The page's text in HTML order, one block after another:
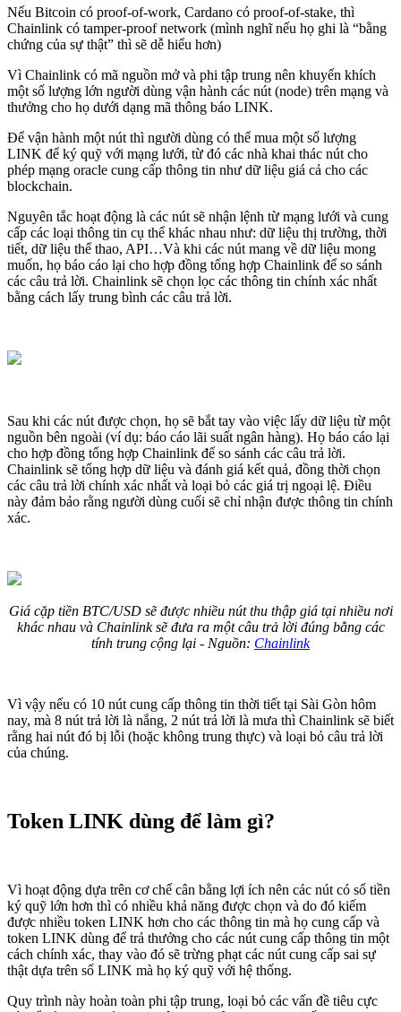
Nếu Bitcoin có proof-of-work, Cardano có proof-of-stake, thì
Chainlink có tamper-proof network (mình nghĩ nếu họ ghi là “bằng
chứng của sự thật” thì sẽ dễ hiểu hơn)
Vì Chainlink có mã nguồn mở và phi tập trung nên khuyến khích
một số lượng lớn người dùng vận hành các nút (node) trên mạng và
thưởng cho họ dưới dạng mã thông báo LINK.
Để vận hành một nút thì người dùng có thể mua một số lượng
LINK để ký quỹ với mạng lưới, từ đó các nhà khai thác nút cho
phép mạng oracle cung cấp thông tin như dữ liệu giá cả cho các
blockchain.
Nguyên tắc hoạt động là các nút sẽ nhận lệnh từ mạng lưới và cung
cấp các loại thông tin cụ thể khác nhau như: dữ liệu thị trường, thời
tiết, dữ liệu thể thao, API…Và khi các nút mang về dữ liệu mong
muốn, họ báo cáo lại cho hợp đồng tổng hợp Chainlink để so sánh
các câu trả lời. Chainlink sẽ chọn lọc các thông tin chính xác nhất
bằng cách lấy trung bình các câu trả lời.
Sau khi các nút được chọn, họ sẽ bắt tay vào việc lấy dữ liệu từ một
nguồn bên ngoài (ví dụ: báo cáo lãi suất ngân hàng). Họ báo cáo lại
cho hợp đồng tổng hợp Chainlink để so sánh các câu trả lời.
Chainlink sẽ tổng hợp dữ liệu và đánh giá kết quả, đồng thời chọn
các câu trả lời chính xác nhất và loại bỏ các giá trị ngoại lệ. Điều
này đảm bảo rằng người dùng cuối sẽ chỉ nhận được thông tin chính
xác.
Giá cặp tiền BTC/USD sẽ được nhiều nút thu thập giá tại nhiều nơi
khác nhau và Chainlink sẽ đưa ra một câu trả lời đúng bằng các
tính trung cộng lại - Nguồn: Chainlink
Vì vậy nếu có 10 nút cung cấp thông tin thời tiết tại Sài Gòn hôm
nay, mà 8 nút trả lời là nắng, 2 nút trả lời là mưa thì Chainlink sẽ biết
rằng hai nút đó bị lỗi (hoặc không trung thực) và loại bỏ câu trả lời
của chúng.
Token LINK dùng để làm gì?
Vì hoạt động dựa trên cơ chế cân bằng lợi ích nên các nút có số tiền
ký quỹ lớn hơn thì có nhiều khả năng được chọn và do đó kiếm
được nhiều token LINK hơn cho các thông tin mà họ cung cấp và
token LINK dùng để trả thưởng cho các nút cung cấp thông tin một
cách chính xác, thay vào đó sẽ trừng phạt các nút cung cấp sai sự
thật dựa trên số LINK mà họ ký quỹ với hệ thống.
Quy trình này hoàn toàn phi tập trung, loại bỏ các vấn đề tiêu cực